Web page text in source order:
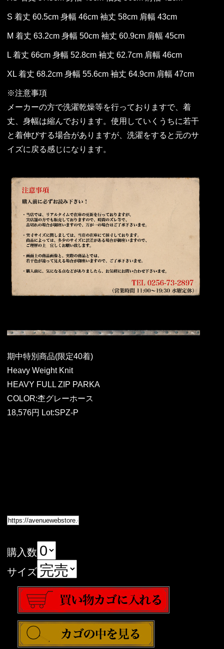
S 着丈 60.5cm 身幅 46cm 袖丈 58cm 肩幅 43cm
M 着丈 63.2cm 身幅 50cm 袖丈 60.9cm 肩幅 45cm
L 着丈 66cm 身幅 52.8cm 袖丈 62.7cm 肩幅 46cm
XL 着丈 68.2cm 身幅 55.6cm 袖丈 64.9cm 肩幅 47cm
※注意事項
メーカーの方で洗濯乾燥等を行っておりますで、着
丈、身幅は縮んでおります。使用していくうちに若干
と着伸びする場合がありますが、洗濯をすると元のサ
イズに戻る感じになります。
期中特別商品(限定40着)
Heavy Weight Knit
HEAVY FULL ZIP PARKA
COLOR:杢グレーホース
18,576円 Lot:SPZ-P
購入数
サイズ